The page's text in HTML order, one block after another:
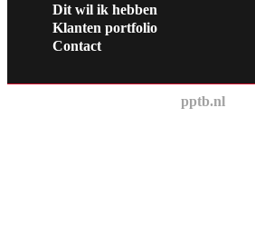
Dit wil ik hebben
Klanten portfolio
Contact
pptb.nl